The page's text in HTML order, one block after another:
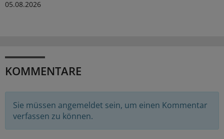
05.08.2026
KOMMENTARE
Sie müssen angemeldet sein, um einen Kommentar
verfassen zu können.